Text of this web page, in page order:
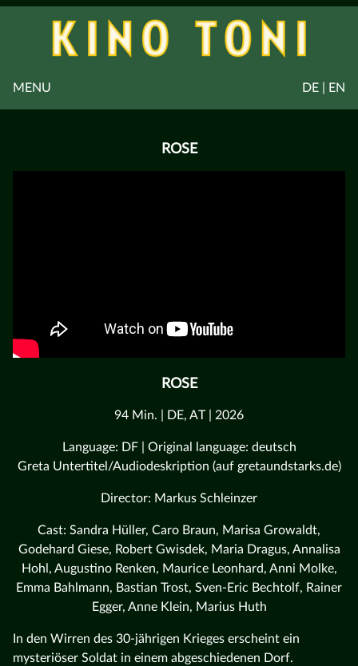
DE | EN
MENU
ROSE
ROSE
94 Min. | DE, AT | 2026
Language: DF | Original language: deutsch
Greta Untertitel/Audiodeskription (auf gretaundstarks.de)
Director: Markus Schleinzer
Cast: Sandra Hüller, Caro Braun, Marisa Growaldt,
Godehard Giese, Robert Gwisdek, Maria Dragus, Annalisa
Hohl, Augustino Renken, Maurice Leonhard, Anni Molke,
Emma Bahlmann, Bastian Trost, Sven-Eric Bechtolf, Rainer
Egger, Anne Klein, Marius Huth
In den Wirren des 30-jährigen Krieges erscheint ein
mysteriöser Soldat in einem abgeschiedenen Dorf.